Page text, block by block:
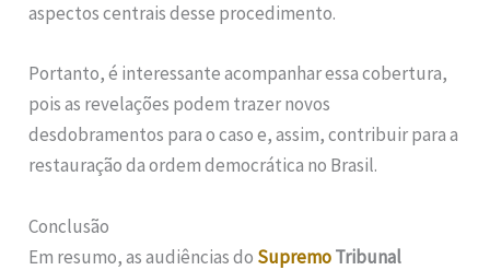
aspectos centrais desse procedimento.
Portanto, é interessante acompanhar essa cobertura,
pois as revelações podem trazer novos
desdobramentos para o caso e, assim, contribuir para a
restauração da ordem democrática no Brasil.
Conclusão
Em resumo, as audiências do SupremoTribunal